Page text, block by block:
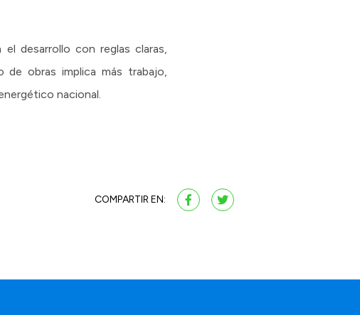
desarrollo con reglas claras,
obras implica más trabajo,
nacional.
COMPARTIR EN: